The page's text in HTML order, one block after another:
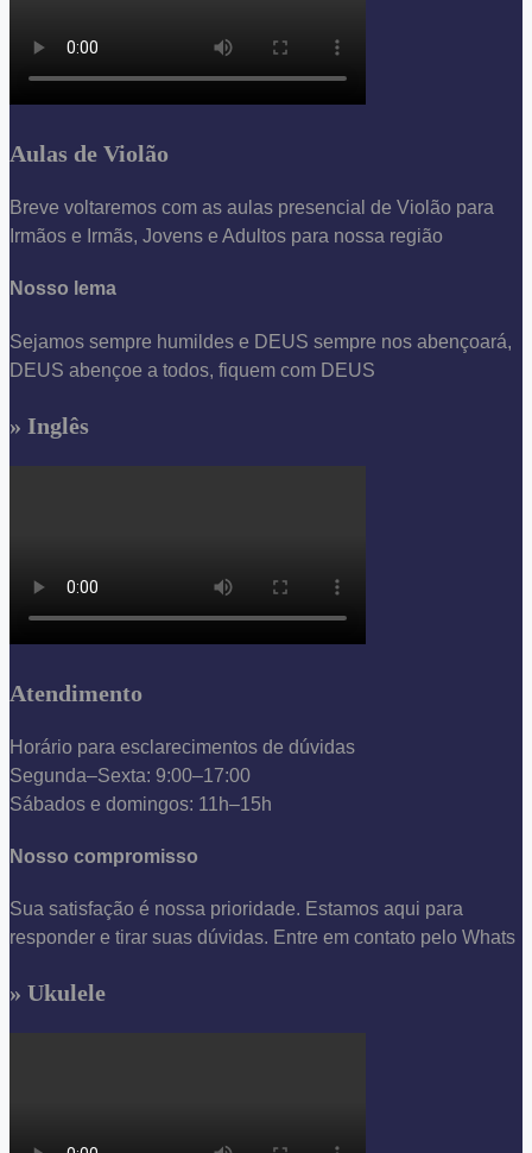
Aulas de Violão
Breve voltaremos com as aulas presencial de Violão para
Irmãos e Irmãs, Jovens e Adultos para nossa região
Nosso lema
Sejamos sempre humildes e DEUS sempre nos abençoará,
DEUS abençoe a todos, fiquem com DEUS
» Inglês
Atendimento
Horário para esclarecimentos de dúvidas
Segunda–Sexta: 9:00–17:00
Sábados e domingos: 11h–15h
Nosso compromisso
Sua satisfação é nossa prioridade. Estamos aqui para
responder e tirar suas dúvidas. Entre em contato pelo Whats
» Ukulele